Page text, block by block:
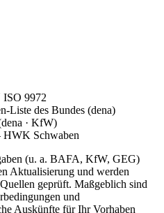
ISO 9972
Liste des Bundes (dena)
· KfW)
Schwaben
(u. a. BAFA, KfW, GEG)
Aktualisierung und werden
geprüft. Maßgeblich sind
und
Auskünfte für Ihr Vorhaben